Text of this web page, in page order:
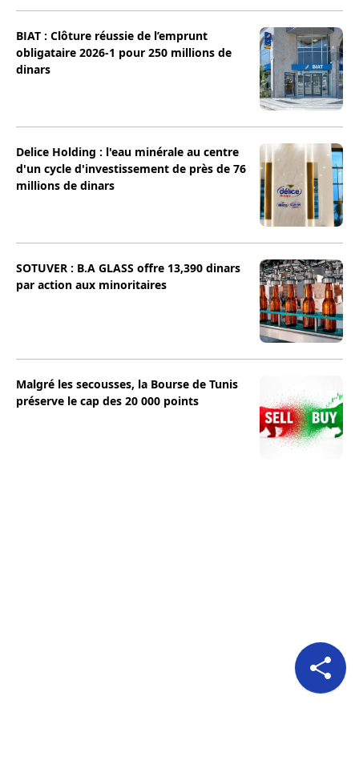
BIAT : Clôture réussie de l’emprunt
obligataire 2026-1 pour 250 millions de
dinars
Delice Holding : l'eau minérale au centre
d'un cycle d'investissement de près de 76
millions de dinars
SOTUVER : B.A GLASS offre 13,390 dinars
par action aux minoritaires
Malgré les secousses, la Bourse de Tunis
préserve le cap des 20 000 points